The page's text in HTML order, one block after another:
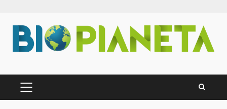
Inhalt
springen
PRIMÄRES
MENÜ